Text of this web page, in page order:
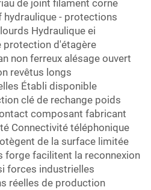
de joint filament corne
- protections
Hydraulique ei
protection d'étagère
non ferreux alésage ouvert
revêtus longs
Établi disponible
clé de rechange poids
composant fabricant
Connectivité téléphonique
de la surface limitée
forge facilitent la reconnexion
forces industrielles
réelles de production